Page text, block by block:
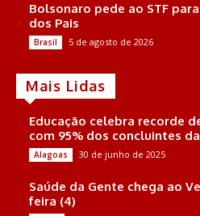
Bolsonaro pede ao STF
dos Pais
Brasil 5 de agosto de 2026
Mais Lidas
Educação celebra recorde
com 95% dos concluintes
Alagoas 30 de junho de 2025
Saúde da Gente chega ao
feira (4)